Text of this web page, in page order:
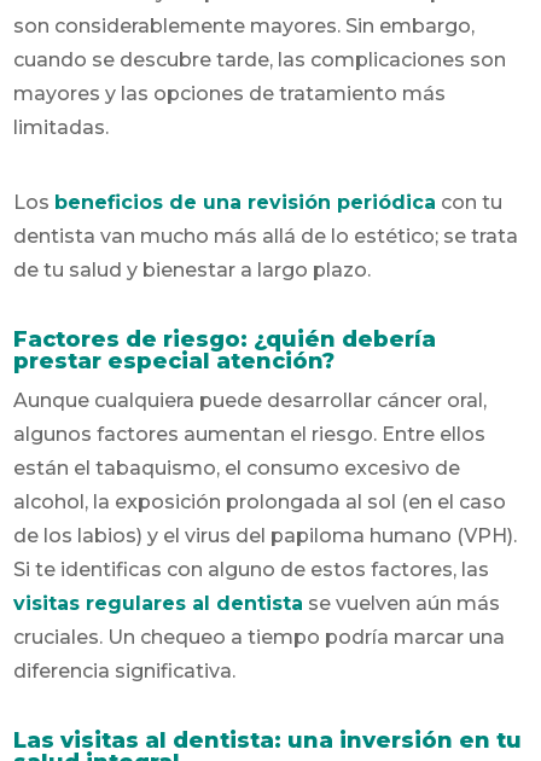
son considerablemente mayores. Sin embargo,
cuando se descubre tarde, las complicaciones son
mayores y las opciones de tratamiento más
limitadas.
Los beneficios de una revisión periódica con tu
dentista van mucho más allá de lo estético; se trata
de tu salud y bienestar a largo plazo.
Factores de riesgo: ¿quién debería
prestar especial atención?
Aunque cualquiera puede desarrollar cáncer oral,
algunos factores aumentan el riesgo. Entre ellos
están el tabaquismo, el consumo excesivo de
alcohol, la exposición prolongada al sol (en el caso
de los labios) y el virus del papiloma humano (VPH).
Si te identificas con alguno de estos factores, las
visitas regulares al dentista se vuelven aún más
cruciales. Un chequeo a tiempo podría marcar una
diferencia significativa.
Las visitas al dentista: una inversión en tu